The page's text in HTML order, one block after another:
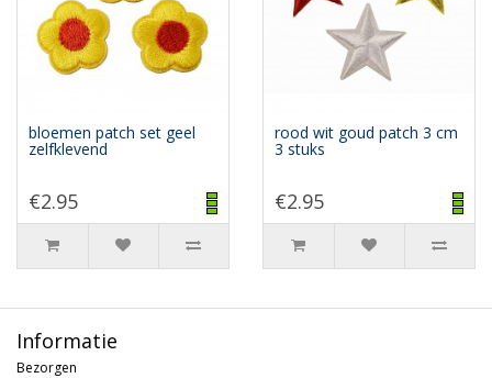
bloemen patch set geel
zelfklevend
€2.95
rood wit goud patch 3 cm
3 stuks
€2.95
Informatie
Bezorgen